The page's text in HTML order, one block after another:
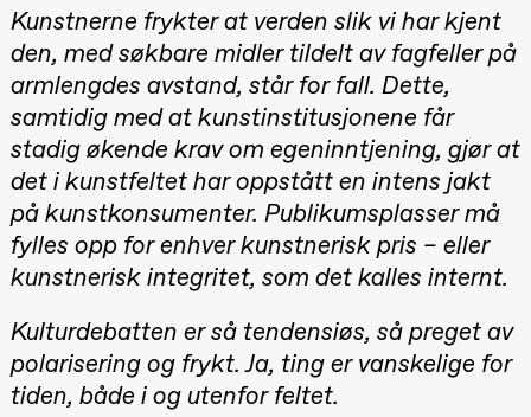
21:00
Börcsök &
Andreas
SUBJOYRIDE
Store scene
(Black Box
teater)
Saturday, 29 August
19:00
Pia Maria
Roll and
Mohamed
Mohamed
Fantasies
Lille scene
(Black Box
teater)
21:00
Boglárka
Kunstnerne frykter at verden slik vi har kjent
den, med søkbare midler tildelt av fagfeller på
armlengdes avstand, står for fall. Dette,
samtidig med at kunstinstitusjonene får
stadig økende krav om egeninntjening, gjør at
det i kunstfeltet har oppstått en intens jakt
på kunstkonsumenter. Publikumsplasser må
fylles opp for enhver kunstnerisk pris – eller
kunstnerisk integritet, som det kalles internt.
Kulturdebatten er så tendensiøs, så preget av
polarisering og frykt. Ja, ting er vanskelige for
tiden, både i og utenfor feltet.